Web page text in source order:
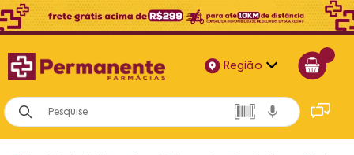
Região
Alagoas
Bahia